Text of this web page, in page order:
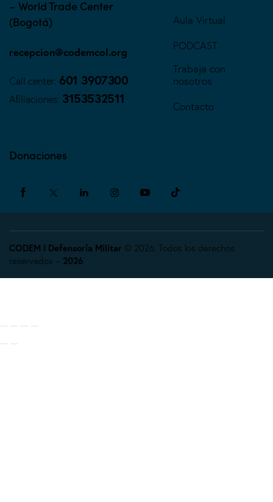
– World Trade Center
(Bogotá)
recepcion@codemcol.org
Call center: 601 3907300
Afiliaciones: 3153532511
Aula Virtual
PODCAST
Trabaja con
nosotros
Contacto
Donaciones
CODEM I Defensoría Militar © 2026. Todos los derechos
reservados – 2026